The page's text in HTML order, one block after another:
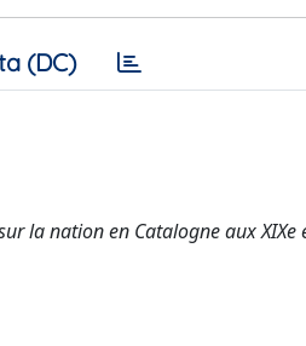
(DC)
la nation en Catalogne aux XIXe